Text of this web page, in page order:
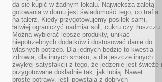
da się kupić w żadnym lokalu. Największą zaletą
gotowania w domu jest świadomość tego, co trafia
na talerz. Kiedy przygotowujemy posiłek sami,
łatwiej ograniczyć nadmiar soli, cukru czy tłuszczu.
Można wybierać lepsze produkty, unikać
niepotrzebnych dodatków i dostosować danie do
własnych potrzeb. Dla jednych będzie to kwestia
zdrowia, dla innych smaku, a dla jeszcze innych
zwykłej satysfakcji z tego, że jedzenie jest świeże i
przygotowane dokładnie tak, jak lubią. Nawet
proste potrawy, jeśli powstają z dobrych